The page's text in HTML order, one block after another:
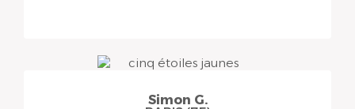
Simon G.